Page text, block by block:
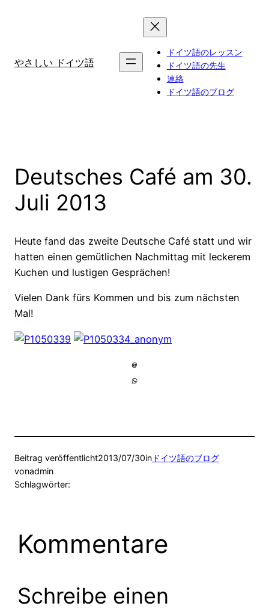
やさしい ドイツ語
ドイツ語のレッスン
ドイツ語の先生
連絡
ドイツ語のブログ
Deutsches Café am 30.
Juli 2013
Heute fand das zweite Deutsche Café statt und wir
hatten einen gemütlichen Nachmittag mit leckerem
Kuchen und lustigen Gesprächen!
Vielen Dank fürs Kommen und bis zum nächsten
Mal!
Beitrag veröffentlicht2013/07/30in ドイツ語のブログ
vonadmin
Schlagwörter:
Kommentare
Schreibe einen